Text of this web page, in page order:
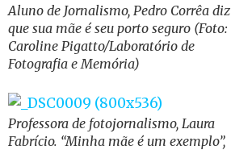
Aluno de Jornalismo, Pedro Corrêa diz
que sua mãe é seu porto seguro (Foto:
Caroline Pigatto/Laboratório de
Fotografia e Memória)
Professora de fotojornalismo, Laura
Fabrício. “Minha mãe é um exemplo”,